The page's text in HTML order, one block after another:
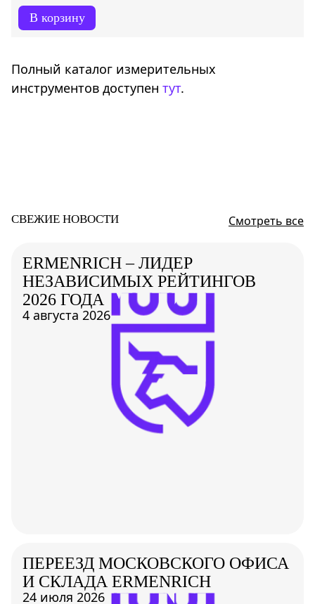
В корзину
Полный каталог измерительных
инструментов доступен тут.
СВЕЖИЕ НОВОСТИ Смотреть все